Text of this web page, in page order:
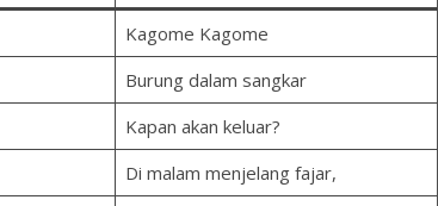
Kagome Kagome
Burung dalam sangkar
Kapan akan keluar?
Di malam menjelang fajar,